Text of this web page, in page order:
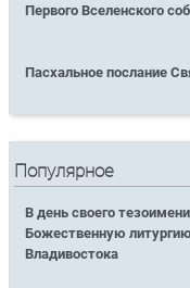
Первого Вселенского
Пасхальное послание
Популярное
В день своего
Божественную
Владивостока